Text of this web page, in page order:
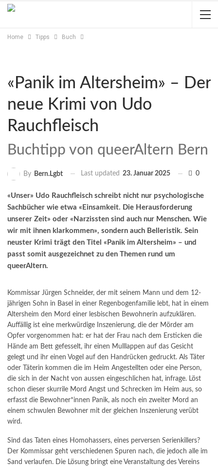
Home Tipps Buch
«Panik im Altersheim» – Der
neue Krimi von Udo
Rauchfleisch
Buchtipp von queerAltern Bern
By Bern.lgbt Last updated 23. Januar 2025 0
«Unser» Udo Rauchfleisch schreibt nicht nur psychologische
Sachbücher wie etwa «Einsamkeit. Die Herausforderung
unserer Zeit» oder «Narzissten sind auch nur Menschen. Wie
wir mit ihnen klarkommen», sondern auch Belleristik. Sein
neuster Krimi trägt den Titel «Panik im Altersheim» – und
passt somit ausgezeichnet zu den Themen rund um
queerAltern.
Kommissar Jürgen Schneider, der mit seinem Mann und dem 12-
jährigen Sohn in Basel in einer Regenbogenfamilie lebt, hat in einem
Altersheim den Mord einer lesbischen Bewohnerin aufzuklären.
Auffällig ist eine merkwürdige Inszenierung, die der Mörder am
Opfer vorgenommen hat: er hat der Frau nach dem Ersticken die
Hände am Bett gefesselt, ihr einen Mulllappen auf das Gesicht
gelegt und ihr einen Vogel auf den Handrücken gedruckt. Als Täter
oder Täterin kommen die im Heim Angestellten oder eine Person,
die sich in der Nacht von aussen eingeschlichen hat, infrage. Löst
schon dieser skurrile Mord Angst und Schrecken im Heim aus, so
erfasst die Bewohner*innen Panik, als noch ein zweiter Mord an
einem schwulen Bewohner mit der gleichen Inszenierung verübt
wird.
Sind das Taten eines Homohassers, eines perversen Serienkillers?
Der Kommissar geht verschiedenen Spuren nach, die jedoch alle im
Sand verlaufen. Die Lösung bringt eine Veranstaltung des Vereins